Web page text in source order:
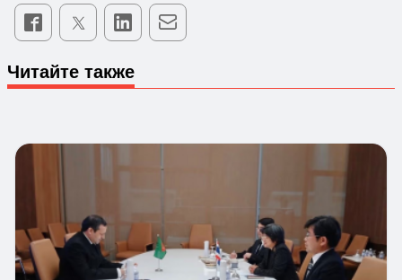
Читайте также